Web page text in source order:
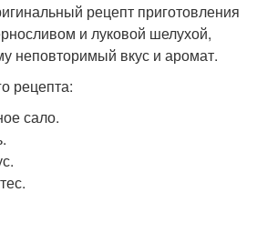
рецепт приготовления
и луковой шелухой,
неповторимый вкус и аромат.
рецепта:
сало.